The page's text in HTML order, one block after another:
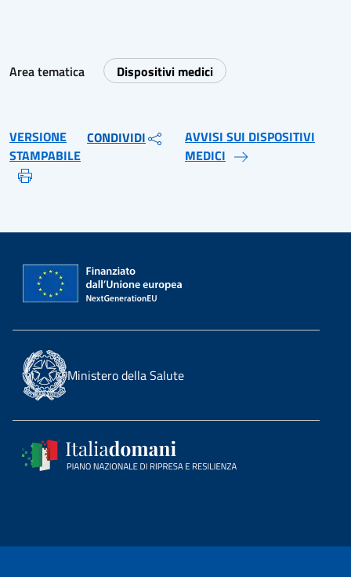
Area tematica Dispositivi medici
VERSIONE
STAMPABILE
CONDIVIDI
AVVISI SUI DISPOSITIVI
MEDICI
Ministero della Salute